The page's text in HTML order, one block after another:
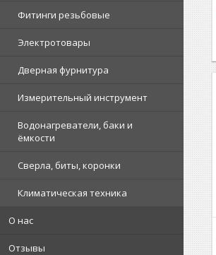
Фитинги резьбовые
Электротовары
Дверная фурнитура
Измерительный инструмент
Водонагреватели, баки и
ёмкости
Сверла, биты, коронки
Климатическая техника
О нас
Отзывы